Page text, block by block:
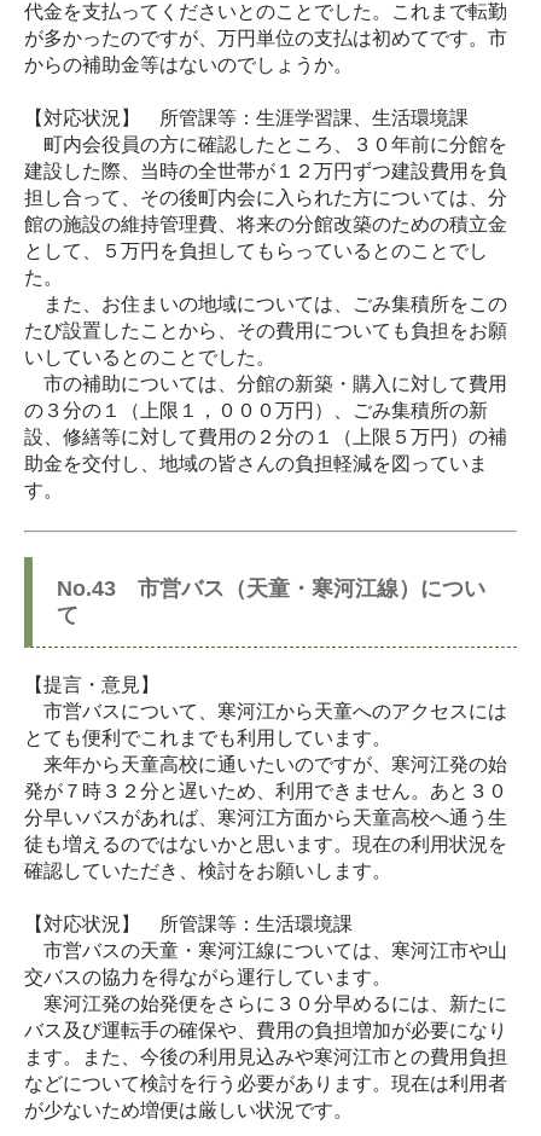
代金を支払ってくださいとのことでした。これまで転勤
が多かったのですが、万円単位の支払は初めてです。市
からの補助金等はないのでしょうか。
【対応状況】 所管課等：生涯学習課、生活環境課
町内会役員の方に確認したところ、３０年前に分館を
建設した際、当時の全世帯が１２万円ずつ建設費用を負
担し合って、その後町内会に入られた方については、分
館の施設の維持管理費、将来の分館改築のための積立金
として、５万円を負担してもらっているとのことでし
た。
また、お住まいの地域については、ごみ集積所をこの
たび設置したことから、その費用についても負担をお願
いしているとのことでした。
市の補助については、分館の新築・購入に対して費用
の３分の１（上限１，０００万円）、ごみ集積所の新
設、修繕等に対して費用の２分の１（上限５万円）の補
助金を交付し、地域の皆さんの負担軽減を図っていま
す。
No.43 市営バス（天童・寒河江線）につい
て
【提言・意見】
市営バスについて、寒河江から天童へのアクセスには
とても便利でこれまでも利用しています。
来年から天童高校に通いたいのですが、寒河江発の始
発が７時３２分と遅いため、利用できません。あと３０
分早いバスがあれば、寒河江方面から天童高校へ通う生
徒も増えるのではないかと思います。現在の利用状況を
確認していただき、検討をお願いします。
【対応状況】 所管課等：生活環境課
市営バスの天童・寒河江線については、寒河江市や山
交バスの協力を得ながら運行しています。
寒河江発の始発便をさらに３０分早めるには、新たに
バス及び運転手の確保や、費用の負担増加が必要になり
ます。また、今後の利用見込みや寒河江市との費用負担
などについて検討を行う必要があります。現在は利用者
が少ないため増便は厳しい状況です。